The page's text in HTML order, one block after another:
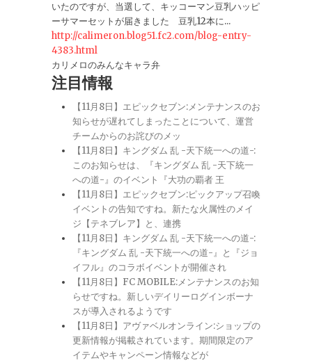
いたのですが、当選して、キッコーマン豆乳ハッピ
ーサマーセットが届きました 豆乳12本に...
http://calimeron.blog51.fc2.com/blog-entry-
4383.html
カリメロのみんなキャラ弁
注目情報
【11月8日】エピックセブン:メンテナンスのお
知らせが遅れてしまったことについて、運営
チームからのお詫びのメッ
【11月8日】キングダム 乱 -天下統一への道-:
このお知らせは、『キングダム 乱 -天下統一
への道-』のイベント『大功の覇者 王
【11月8日】エピックセブン:ピックアップ召喚
イベントの告知ですね。新たな火属性のメイ
ジ【テネブレア】と、連携
【11月8日】キングダム 乱 -天下統一への道-:
『キングダム 乱 -天下統一への道-』と『ジョ
イフル』のコラボイベントが開催され
【11月8日】FC MOBILE:メンテナンスのお知
らせですね。新しいデイリーログインボーナ
スが導入されるようです
【11月8日】アヴァベルオンライン:ショップの
更新情報が掲載されています。期間限定のア
イテムやキャンペーン情報などが